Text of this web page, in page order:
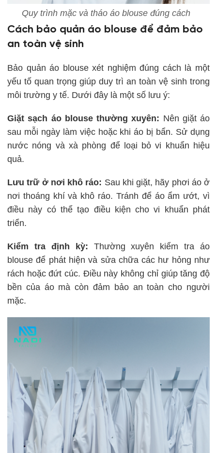
Quy trình mặc và tháo áo blouse đúng cách
Cách bảo quản áo blouse để đảm bảo
an toàn vệ sinh
Bảo quản áo blouse xét nghiệm đúng cách là một
yếu tố quan trọng giúp duy trì an toàn vệ sinh trong
môi trường y tế. Dưới đây là một số lưu ý:
Giặt sạch áo blouse thường xuyên: Nên giặt áo
sau mỗi ngày làm việc hoặc khi áo bị bẩn. Sử dụng
nước nóng và xà phòng để loại bỏ vi khuẩn hiệu
quả.
Lưu trữ ở nơi khô ráo: Sau khi giặt, hãy phơi áo ở
nơi thoáng khí và khô ráo. Tránh để áo ẩm ướt, vì
điều này có thể tạo điều kiện cho vi khuẩn phát
triển.
Kiểm tra định kỳ: Thường xuyên kiểm tra áo
blouse để phát hiện và sửa chữa các hư hỏng như
rách hoặc đứt cúc. Điều này không chỉ giúp tăng độ
bền của áo mà còn đảm bảo an toàn cho người
mặc.